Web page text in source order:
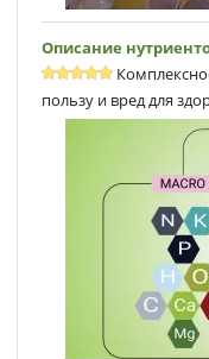
Описание
пользу и вред для